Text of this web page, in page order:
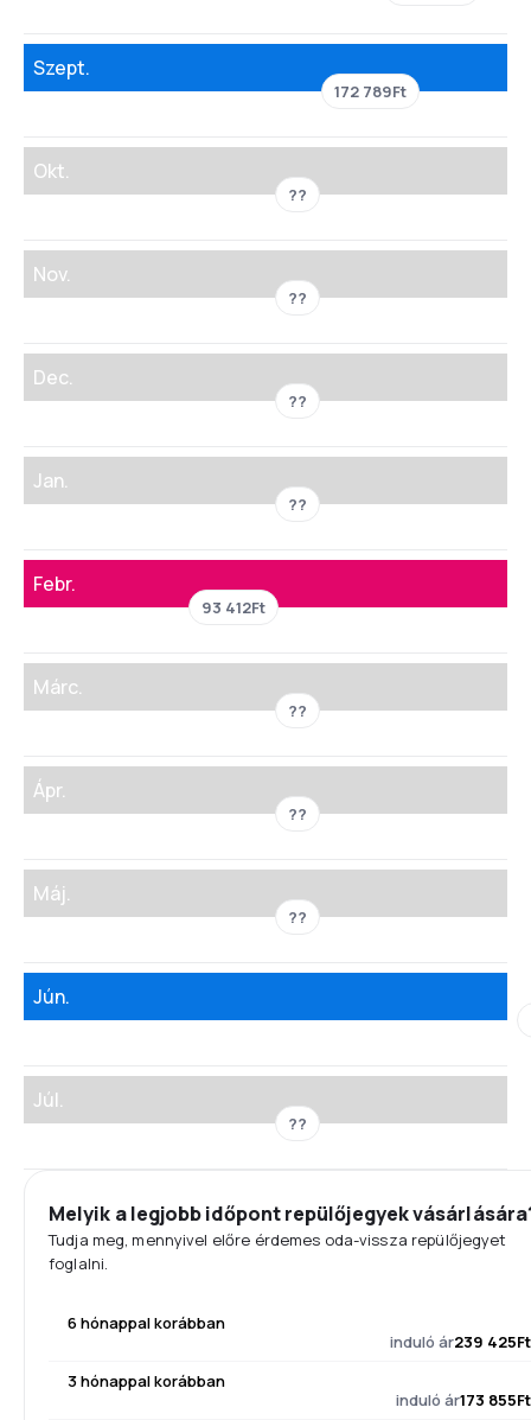
Szept.
172 789Ft
Okt.
??
Nov.
??
Dec.
??
Jan.
??
Febr.
93 412Ft
Márc.
??
Ápr.
??
Máj.
??
Jún.
Júl.
??
Melyik a legjobb időpont repülőjegyek
Tudja meg, mennyivel előre érdemes oda-vissza repülőjegyet
foglalni.
6 hónappal korábban
induló ár239 425Ft
3 hónappal korábban
induló ár173 855Ft